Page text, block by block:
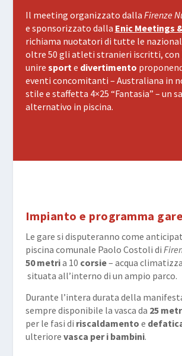
Il meeting organizzato dalla Firenze
e sponsorizzato dalla Enic Meetings
richiama nuotatori di tutte le
oltre 50 gli atleti stranieri iscritti, con
unire sport e divertimento
eventi concomitanti – Australiana in
stile e staffetta 4×25 “Fantasia” – un
alternativo in piscina.
Impianto e programma gare
Le gare si disputeranno come
piscina comunale Paolo Costoli di
50 metria 10 corsie– acqua
situata all’interno di un ampio parco.
Durante l’intera durata della
sempre disponibile la vasca da 25
per le fasi di riscaldamento e
ulteriore vasca per i bambini.